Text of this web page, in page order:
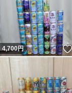
4,700円